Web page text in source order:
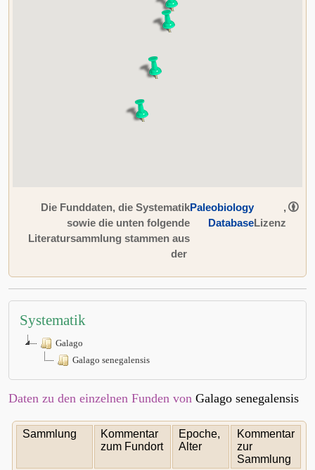
Die Funddaten, die Systematik
sowie die unten folgende
Literatursammlung stammen aus
der
Paleobiology
Database
,
Lizenz
Systematik
Galago
Galago senegalensis
Daten zu den einzelnen Funden von Galago senegalensis
Sammlung
Kommentar
zum Fundort
Epoche,
Alter
Kommentar
zur
Sammlung